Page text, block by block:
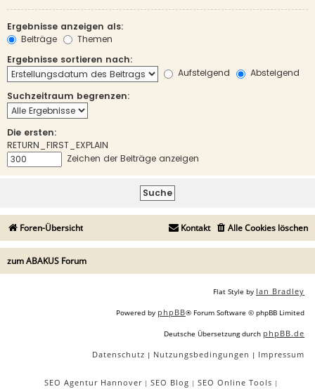
Ergebnisse anzeigen als:
Beiträge
Themen
Ergebnisse sortieren nach:
Aufsteigend
Absteigend
Suchzeitraum begrenzen:
Die ersten:
RETURN_FIRST_EXPLAIN
Zeichen der Beiträge anzeigen
Foren-Übersicht Alle Cookies löschen
Kontakt
zum ABAKUS Forum
Flat Style by Ian Bradley
Powered by phpBB® Forum Software © phpBB Limited
Deutsche Übersetzung durch phpBB.de
Datenschutz | Nutzungsbedingungen | Impressum
SEO Agentur Hannover| SEO Blog | SEO Online Tools |